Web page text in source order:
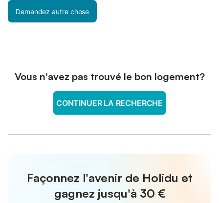
Demandez autre chose
Vous n'avez pas trouvé le bon logement?
CONTINUER LA RECHERCHE
Façonnez l'avenir de Holidu et
gagnez jusqu'à 30 €